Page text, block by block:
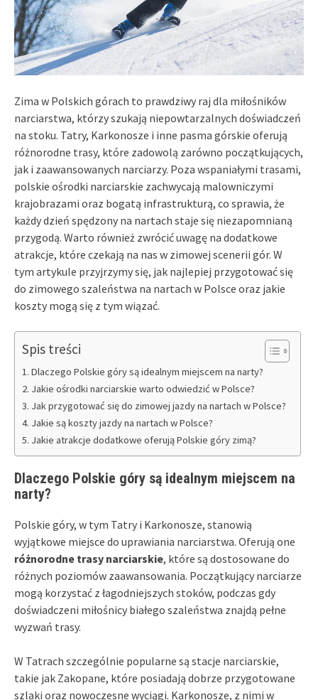
Zima w Polskich górach to prawdziwy raj dla miłośników
narciarstwa, którzy szukają niepowtarzalnych doświadczeń
na stoku. Tatry, Karkonosze i inne pasma górskie oferują
różnorodne trasy, które zadowolą zarówno początkujących,
jak i zaawansowanych narciarzy. Poza wspaniałymi trasami,
polskie ośrodki narciarskie zachwycają malowniczymi
krajobrazami oraz bogatą infrastrukturą, co sprawia, że
każdy dzień spędzony na nartach staje się niezapomnianą
przygodą. Warto również zwrócić uwagę na dodatkowe
atrakcje, które czekają na nas w zimowej scenerii gór. W
tym artykule przyjrzymy się, jak najlepiej przygotować się
do zimowego szaleństwa na nartach w Polsce oraz jakie
koszty mogą się z tym wiązać.
Spis treści
Dlaczego Polskie góry są idealnym miejscem na narty?
Jakie ośrodki narciarskie warto odwiedzić w Polsce?
Jak przygotować się do zimowej jazdy na nartach w Polsce?
Jakie są koszty jazdy na nartach w Polsce?
Jakie atrakcje dodatkowe oferują Polskie góry zimą?
Dlaczego Polskie góry są idealnym miejscem na
narty?
Polskie góry, w tym Tatry i Karkonosze, stanowią
wyjątkowe miejsce do uprawiania narciarstwa. Oferują one
różnorodne trasy narciarskie, które są dostosowane do
różnych poziomów zaawansowania. Początkujący narciarze
mogą korzystać z łagodniejszych stoków, podczas gdy
doświadczeni miłośnicy białego szaleństwa znajdą pełne
wyzwań trasy.
W Tatrach szczególnie popularne są stacje narciarskie,
takie jak Zakopane, które posiadają dobrze przygotowane
szlaki oraz nowoczesne wyciągi. Karkonosze, z nimi w